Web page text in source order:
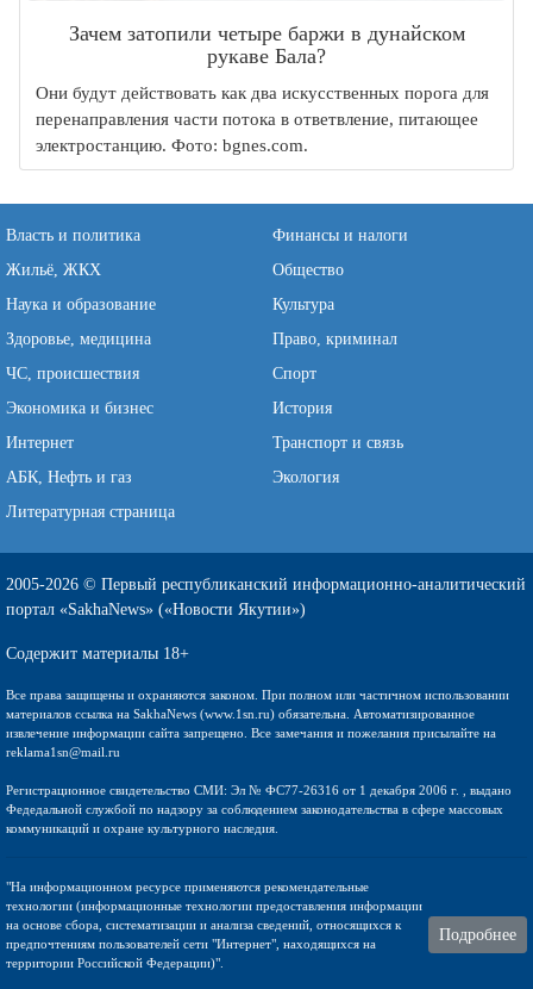
Зачем затопили четыре баржи в дунайском
рукаве Бала?
Они будут действовать как два искусственных порога для
перенаправления части потока в ответвление, питающее
электростанцию. Фото: bgnes.com.
Власть и политика
Финансы и налоги
Жильё, ЖКХ
Общество
Наука и образование
Культура
Здоровье, медицина
Право, криминал
ЧС, происшествия
Спорт
Экономика и бизнес
История
Интернет
Транспорт и связь
АБК, Нефть и газ
Экология
Литературная страница
2005-2026 © Первый республиканский информационно-аналитический
портал «SakhaNews» («Новости Якутии»)
Содержит материалы 18+
Все права защищены и охраняются законом. При полном или частичном использовании
материалов ссылка на SakhaNews (www.1sn.ru) обязательна. Автоматизированное
извлечение информации сайта запрещено. Все замечания и пожелания присылайте на
reklama1sn@mail.ru
Регистрационное свидетельство СМИ: Эл № ФС77-26316 от 1 декабря 2006 г. , выдано
Федедальной службой по надзору за соблюдением законодательства в сфере массовых
коммуникаций и охране культурного наследия.
"На информационном ресурсе применяются рекомендательные
технологии (информационные технологии предоставления информации
на основе сбора, систематизации и анализа сведений, относящихся к
предпочтениям пользователей сети "Интернет", находящихся на
территории Российской Федерации)".
Подробнее